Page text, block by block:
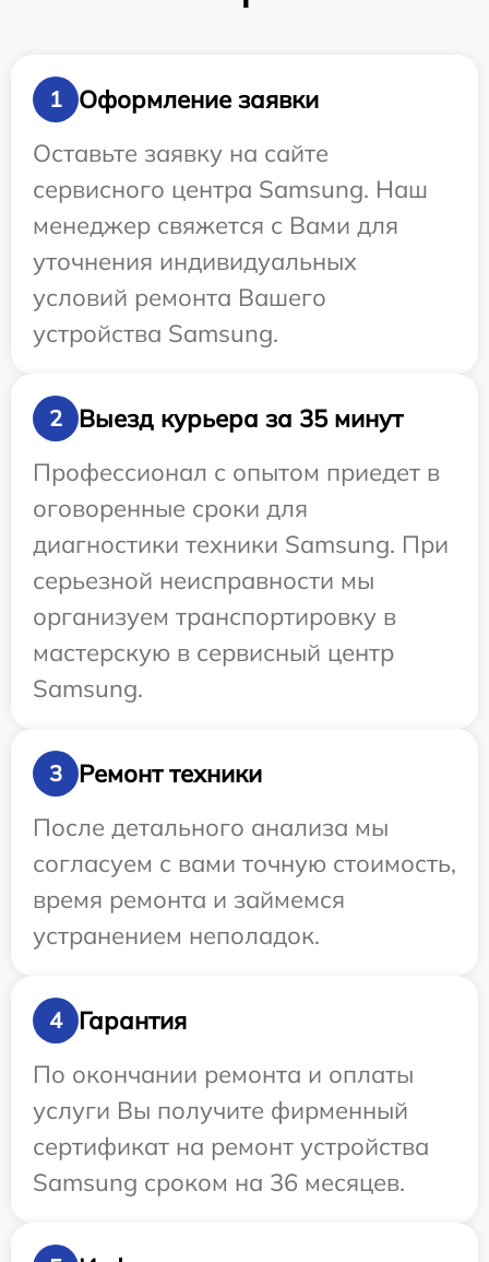
1
Оформление заявки
Оставьте заявку на сайте
сервисного центра Samsung. Наш
менеджер свяжется с Вами для
уточнения индивидуальных
условий ремонта Вашего
устройства Samsung.
2
Выезд курьера за 35 минут
Профессионал с опытом приедет в
оговоренные сроки для
диагностики техники Samsung. При
серьезной неисправности мы
организуем транспортировку в
мастерскую в сервисный центр
Samsung.
3
Ремонт техники
После детального анализа мы
согласуем с вами точную стоимость,
время ремонта и займемся
устранением неполадок.
4
Гарантия
По окончании ремонта и оплаты
услуги Вы получите фирменный
сертификат на ремонт устройства
Samsung сроком на 36 месяцев.